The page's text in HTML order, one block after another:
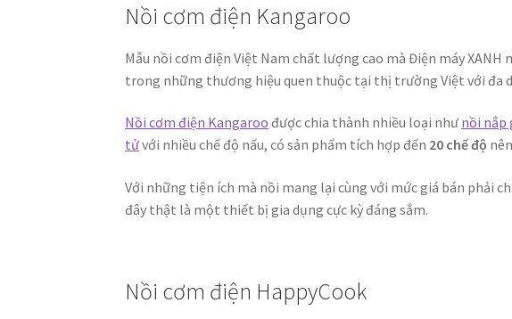
Nồi cơm điện Kangaroo
Mẫu nồi cơm điện Việt Nam chất lượng cao mà Điện máy
trong những thương hiệu quen thuộc tại thị trường Việt với đa
Nồi cơm điện Kangaroo được chia thành nhiều loại như nồi nắp
tửvới nhiều chế độ nấu, có sản phẩm tích hợp đến 20 chế độ
Với những tiện ích mà nồi mang lại cùng với mức giá bán phải
đây thật là một thiết bị gia dụng cực kỳ đáng sắm.
Nồi cơm điện HappyCook